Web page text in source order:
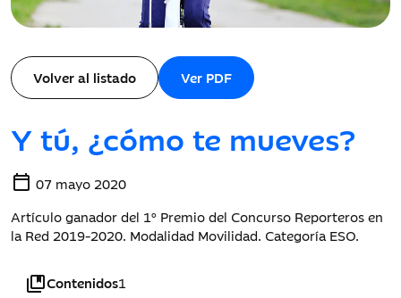
Volver al listado Ver PDF
Y tú, ¿cómo te mueves?
calendar_today 07 mayo 2020
Artículo ganador del 1º Premio del Concurso Reporteros en
la Red 2019-2020. Modalidad Movilidad. Categoría ESO.
collections_bookmarkContenidos1